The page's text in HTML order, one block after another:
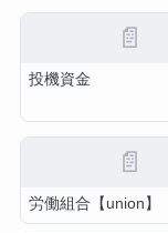
📄
投機資金
📄
労働組合【union】